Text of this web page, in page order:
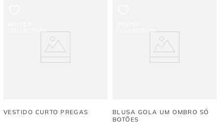
VESTIDO CURTO PREGAS
BLUSA GOLA UM OMBRO SÓ
BOTÕES